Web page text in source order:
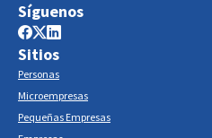
Síguenos
Sitios
Personas
Microempresas
Pequeñas Empresas